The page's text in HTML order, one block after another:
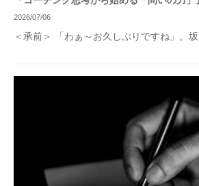
2026/07/06
＜承前＞ 「わぁ～お久しぶりですね」。